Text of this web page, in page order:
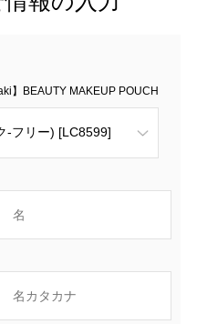
】BEAUTY MAKEUP POUCH